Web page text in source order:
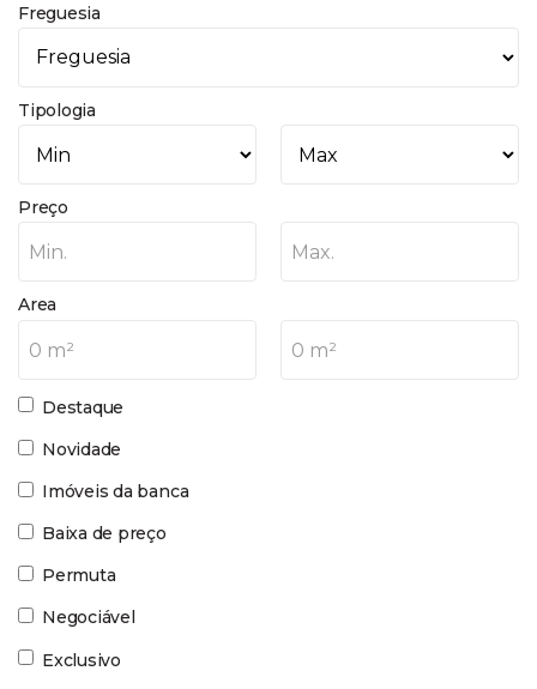
Freguesia
Tipologia
Preço
Min. Max.
Area
0 m² 0 m²
Destaque
Novidade
Imóveis da banca
Baixa de preço
Permuta
Negociável
Exclusivo